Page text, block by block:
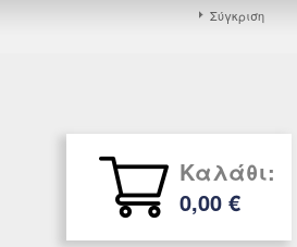
Σύγκριση
Καλάθι:
0,00 €